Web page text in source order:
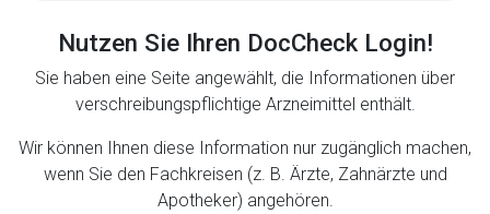
Nutzen Sie Ihren DocCheck Login!
Sie haben eine Seite angewählt, die Informationen über
verschreibungspflichtige Arzneimittel enthält.
Wir können Ihnen diese Information nur zugänglich machen,
wenn Sie den Fachkreisen (z. B. Ärzte, Zahnärzte und
Apotheker) angehören.
Zurück zur rote-liste.de Zur Seite